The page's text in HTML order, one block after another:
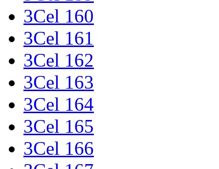
3Cel 160
3Cel 161
3Cel 162
3Cel 163
3Cel 164
3Cel 165
3Cel 166